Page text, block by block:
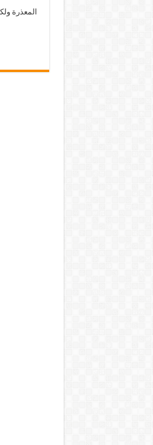
المعذرة